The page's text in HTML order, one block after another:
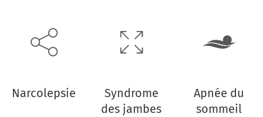
Narcolepsie
Syndrome
des jambes
Apnée du
sommeil